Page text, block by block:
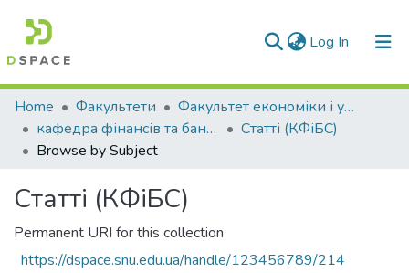
Log In (current)
Communities & Collections
All of DSpace
Home Факультети
Факультет економіки і управління
кафедра фінансів та банківської справи
Статті (КФіБС)
Browse by Subject
Статті (КФіБС)
Permanent URI for this collection
https://dspace.snu.edu.ua/handle/123456789/214